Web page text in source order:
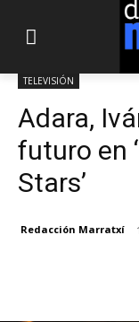
TELEVISIÓN
Adara,
futuro en
Stars’
Redacción Marratxí